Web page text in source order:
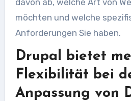
möchten und welche
Anforderungen Sie haben.
Drupal bietet
Flexibilität bei
Anpassung von